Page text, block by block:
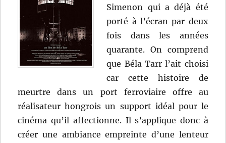
Simenon qui a déjà été
porté à l’écran par deux
fois dans les années
quarante. On comprend
que Béla Tarr l’ait choisi
car cette histoire de
meurtre dans un port ferroviaire offre au
réalisateur hongrois un support idéal pour le
cinéma qu’il affectionne. Il s’applique donc à
créer une ambiance empreinte d’une lenteur